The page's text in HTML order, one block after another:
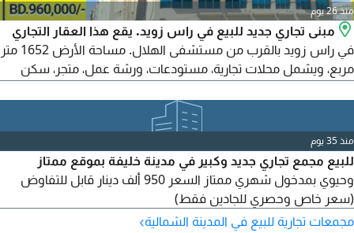
منذ 26 يوم
مبنى تجاري جديد للبيع في راس زويد. يقع هذا العقار التجاري
في راس زويد بالقرب من مستشفى الهلال. مساحة الأرض 1652 متر
مربع، ويشمل محلات تجارية، مستودعات، ورشة عمل، متجر، سكن
وسند والرفاع وتوبلي وسلماباد وغيرها. سعر البيع الذي نعرضه هو
منذ 35 يوم
للبيع مجمع تجاري جديد وكبير في مدينة خليفة بموقع ممتاز
وحيوي بمدخول شهري ممتاز السعر 950 ألف دينار قابل للتفاوض
(سعر خاص وحصري للجادين فقط)
مجمعات تجارية للبيع في المدينة الشمالية›